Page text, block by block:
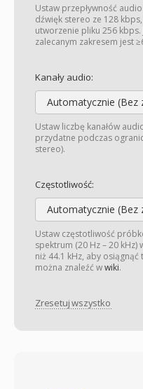
Ustaw przepływność audio
dźwięk stereo ze 128
utworzenie pliku 256
zalecanym zakresem jest
Kanały audio:
Automatycznie (Bez
Ustaw liczbę kanałów
przydatne podczas
stereo).
Częstotliwość:
Automatycznie (Bez
Ustaw częstotliwość
spektrum (20 Hz – 20
niż 44.1 kHz, aby
można znaleźć wwiki.
Zresetuj wszystko